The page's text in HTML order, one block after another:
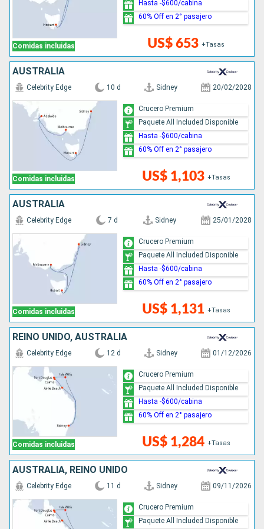
Comidas incluidas US$ 653 +Tasas
Hasta -$600/cabina
60% Off en 2° pasajero
AUSTRALIA
Comidas incluidas
Celebrity Edge 10 d Sidney 20/02/2028
US$ 1,103 +Tasas
Crucero Premium
Paquete All Included Disponible
Hasta -$600/cabina
60% Off en 2° pasajero
AUSTRALIA
Comidas incluidas
Celebrity Edge 7 d Sidney 25/01/2028
US$ 1,131 +Tasas
Crucero Premium
Paquete All Included Disponible
Hasta -$600/cabina
60% Off en 2° pasajero
REINO UNIDO, AUSTRALIA
Comidas incluidas
Celebrity Edge 12 d Sidney 01/12/2026
US$ 1,284 +Tasas
Crucero Premium
Paquete All Included Disponible
Hasta -$600/cabina
60% Off en 2° pasajero
AUSTRALIA, REINO UNIDO
Celebrity Edge 11 d Sidney 09/11/2026
Crucero Premium
Paquete All Included Disponible